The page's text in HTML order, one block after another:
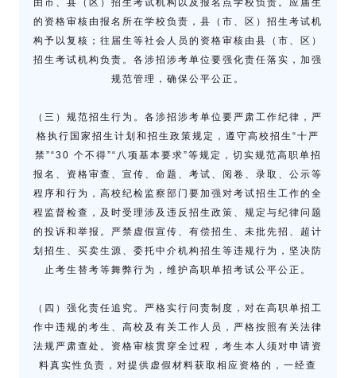
的资格审核由报名所在学校负责，县（市、区）招生考试机
构予以复核；往届生等社会人员的资格审核由县（市、区）
招生考试机构负责。各涉招涉考单位要强化责任落实，加强
规范管理，确保公平公正。
（三）规范招生行为。各涉招涉考单位要严肃工作纪律，严
格执行国家招生计划和招生政策规定，遵守高校招生“十严
禁”“30 个不得”“八项基本要求”等规定，切实规范高职单招
报名、资格审查、宣传、命题、考试、阅卷、录取、公示等
程序和行为，高校纪检监察部门要加强对考试招生工作的全
程监督检查，及时受理涉及违反招生政策、规定与纪律问题
的投诉和举报。严禁虚假宣传、有偿招生、未批先招、超计
划招生、买卖生源、委托中介机构招生等违规行为，坚决防
止考生替考等舞弊行为，维护高职单招考试公平公正。
（四）强化责任追究。严格实行问责制度，对在高职单招工
作中违规的考生、高校及有关工作人员，严格按照有关法律
法规严肃查处。资格审核贯穿全过程，考生本人须对申请资
料真实性负责，对提供虚假材料获取相应资格的，一经查